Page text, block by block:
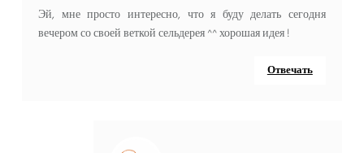
Эй, мне просто интересно, что я буду делать сегодня
вечером со своей веткой сельдерея ^^ хорошая идея !
Отвечать